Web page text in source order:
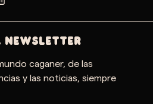
NEWSLETTER
caganer, de las
y las noticias, siempre